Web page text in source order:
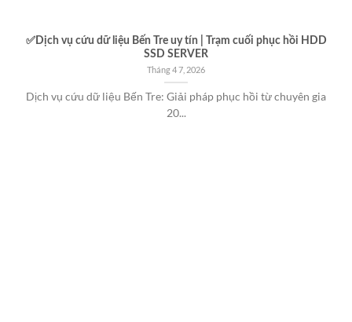
✅Dịch vụ cứu dữ liệu Bến Tre uy tín | Trạm cuối phục hồi HDD
SSD SERVER
Tháng 4 7, 2026
Dịch vụ cứu dữ liệu Bến Tre: Giải pháp phục hồi từ chuyên gia
20...